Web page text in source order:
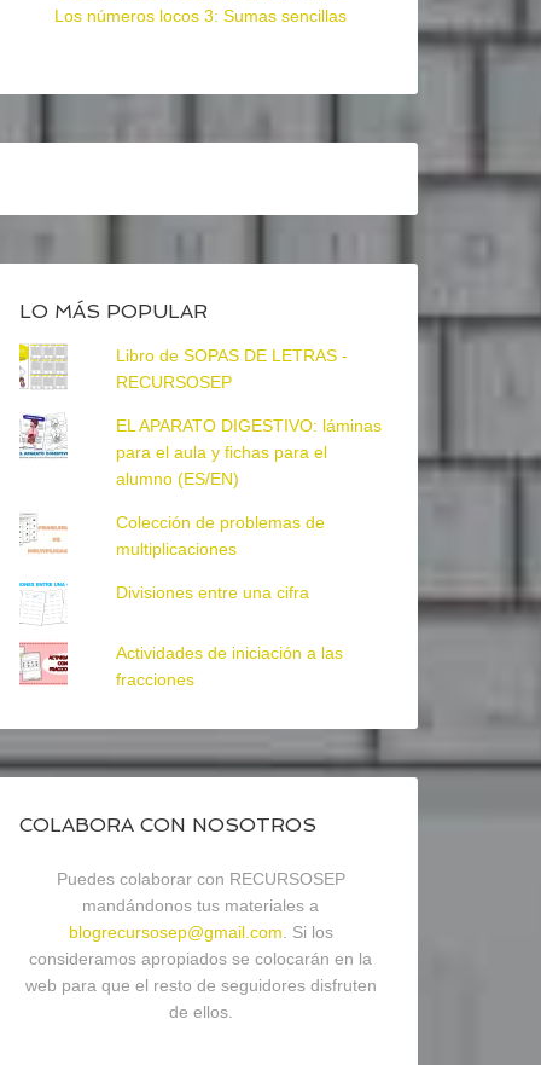
Los números locos 3: Sumas sencillas
LO MÁS POPULAR
Libro de SOPAS DE LETRAS -
RECURSOSEP
EL APARATO DIGESTIVO: láminas
para el aula y fichas para el
alumno (ES/EN)
Colección de problemas de
multiplicaciones
Divisiones entre una cifra
Actividades de iniciación a las
fracciones
COLABORA CON NOSOTROS
Puedes colaborar con RECURSOSEP
mandándonos tus materiales a
blogrecursosep@gmail.com . Si los
consideramos apropiados se colocarán en la
web para que el resto de seguidores disfruten
de ellos.